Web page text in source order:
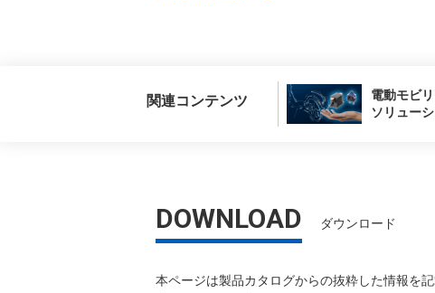
関連コンテンツ
電動モビ
ソリュー
DOWNLOAD ダウンロード
本ページは製品カタログからの抜粋した情報を